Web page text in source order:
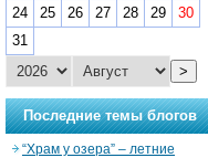
24
25 26 27 28 29
30
31
>
Последние темы блогов
“Храм у озера” – летние